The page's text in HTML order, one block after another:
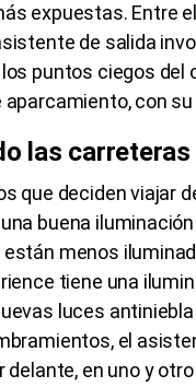
expuestas. Entre
de salida
puntos ciegos del
con
las
que deciden viajar
buena
menos
tiene una
luces
el
delante, en uno y